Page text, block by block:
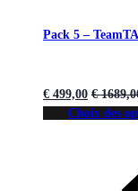
Pack 5 –
€ 499,00 €
Choix des